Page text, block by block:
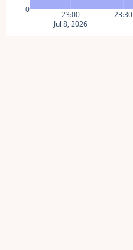
23:00
Jul 8, 2026
23:30
0